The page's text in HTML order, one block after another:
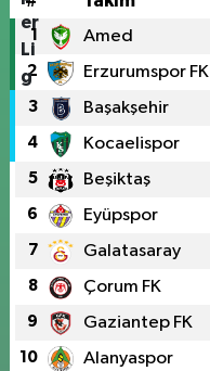
1 Amed
2 Erzurumspor FK
3 Başakşehir
4 Kocaelispor
5 Beşiktaş
6 Eyüpspor
7 Galatasaray
8 Çorum FK
9 Gaziantep FK
10 Alanyaspor